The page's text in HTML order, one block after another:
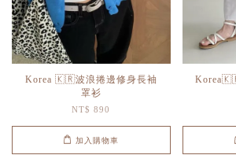
Korea 🇰🇷波浪捲邊修身長袖
罩衫
NT$ 890
加入購物車